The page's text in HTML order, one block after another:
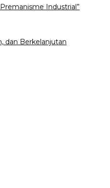
Industrial”
dan Berkelanjutan